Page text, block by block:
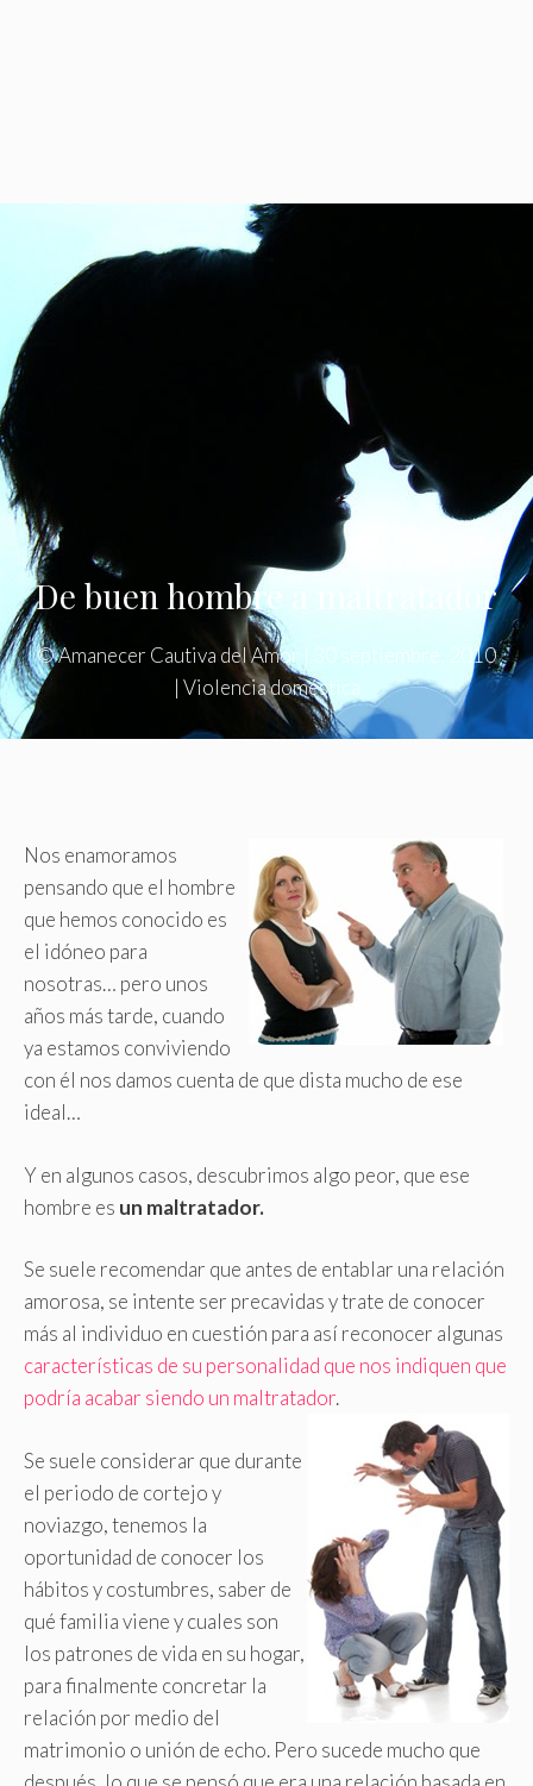
De buen hombre a maltratador
©Amanecer Cautiva del Amor
30 septiembre, 2010
| Violencia doméstica
Nos enamoramos
pensando que el hombre
que hemos conocido es
el idóneo para
nosotras… pero unos
años más tarde, cuando
ya estamos conviviendo
con él nos damos cuenta de que dista mucho de ese
ideal…
Y en algunos casos, descubrimos algo peor, que ese
hombre es un maltratador.
Se suele recomendar que antes de entablar una relación
amorosa, se intente ser precavidas y trate de conocer
más al individuo en cuestión para así reconocer algunas
características de su personalidad que nos indiquen que
podría acabar siendo un maltratador.
Se suele considerar que durante
el periodo de cortejo y
noviazgo, tenemos la
oportunidad de conocer los
hábitos y costumbres, saber de
qué familia viene y cuales son
los patrones de vida en su hogar,
para finalmente concretar la
relación por medio del
matrimonio o unión de echo. Pero sucede mucho que